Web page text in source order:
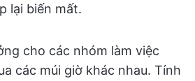
lại biến mất.
cho các nhóm làm việc
các múi giờ khác nhau. Tính